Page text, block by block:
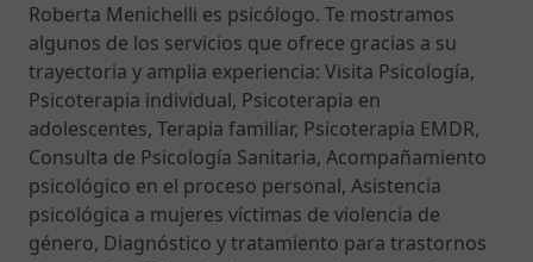
Roberta Menichelli es psicólogo. Te mostramos
algunos de los servicios que ofrece gracias a su
trayectoria y amplia experiencia: Visita Psicología,
Psicoterapia individual, Psicoterapia en
adolescentes, Terapia familiar, Psicoterapia EMDR,
Consulta de Psicología Sanitaria, Acompañamiento
psicológico en el proceso personal, Asistencia
psicológica a mujeres víctimas de violencia de
género, Diagnóstico y tratamiento para trastornos